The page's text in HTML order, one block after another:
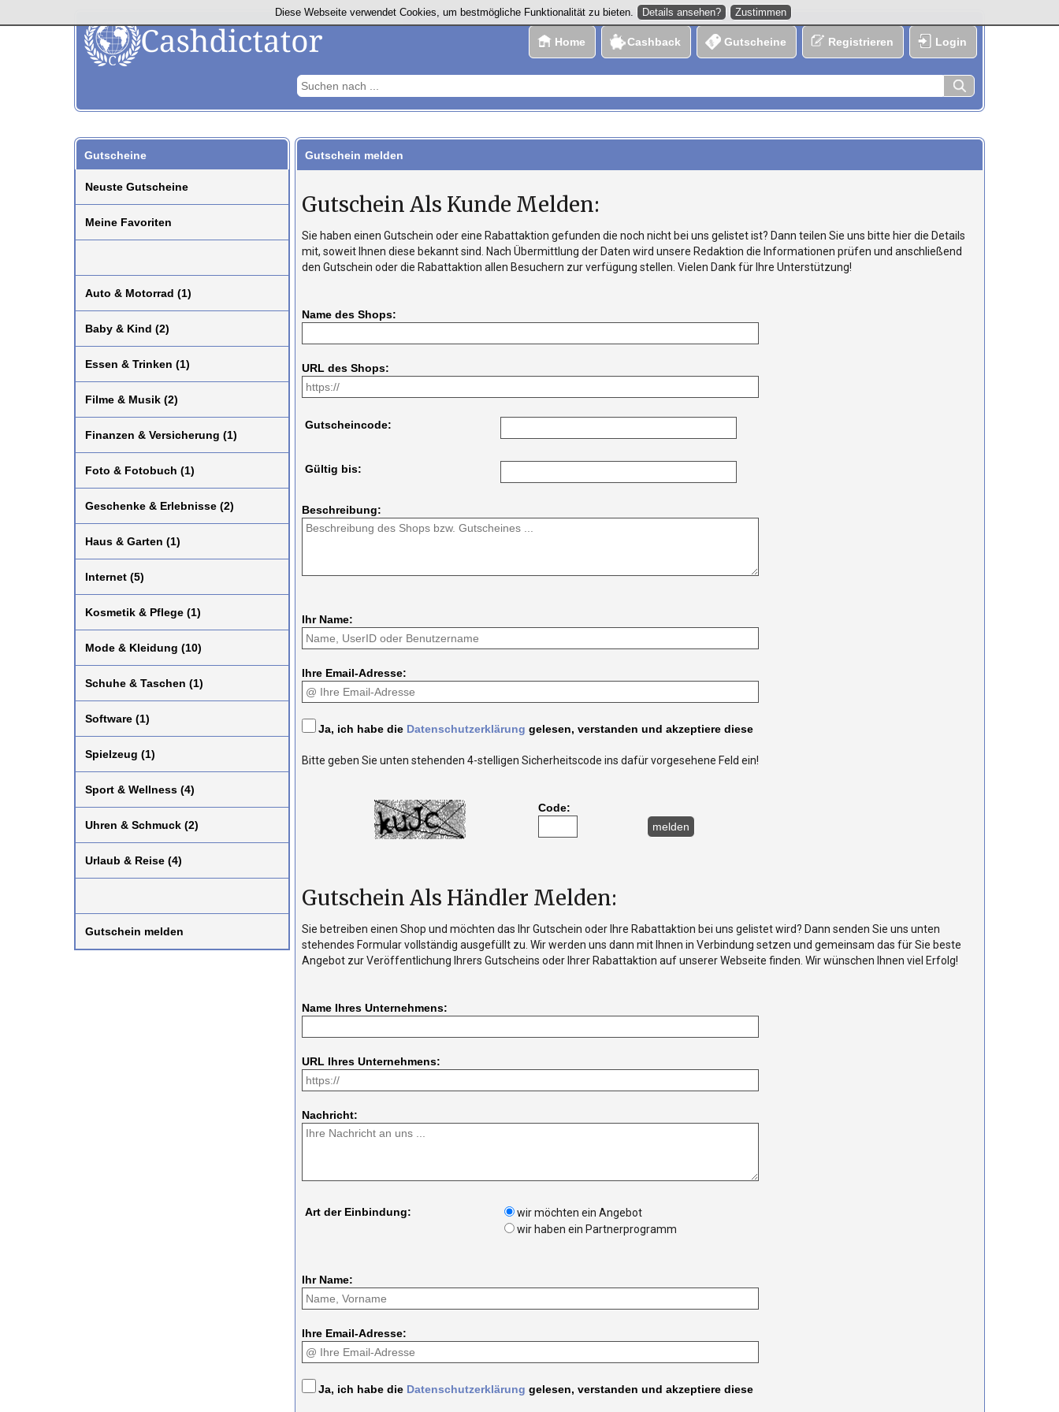
Home Cashback Gutscheine Registrieren Login
Gutscheine
Neuste Gutscheine
Meine Favoriten
Auto & Motorrad (1)
Baby & Kind (2)
Essen & Trinken (1)
Filme & Musik (2)
Finanzen & Versicherung (1)
Foto & Fotobuch (1)
Geschenke & Erlebnisse (2)
Haus & Garten (1)
Internet (5)
Kosmetik & Pflege (1)
Mode & Kleidung (10)
Schuhe & Taschen (1)
Software (1)
Spielzeug (1)
Sport & Wellness (4)
Uhren & Schmuck (2)
Urlaub & Reise (4)
Gutschein melden
Gutschein melden
Gutschein Als Kunde Melden:
Sie haben einen Gutschein oder eine Rabattaktion gefunden die noch nicht bei uns gelistet ist? Dann teilen Sie uns bitte hier die Details
mit, soweit Ihnen diese bekannt sind. Nach Übermittlung der Daten wird unsere Redaktion die Informationen prüfen und anschließend
den Gutschein oder die Rabattaktion allen Besuchern zur verfügung stellen. Vielen Dank für Ihre Unterstützung!
Name des Shops:
URL des Shops:
Gutscheincode:
Gültig bis:
Beschreibung:
Ihr Name:
Ihre Email-Adresse:
Ja, ich habe die Datenschutzerklärung gelesen, verstanden und akzeptiere diese
Bitte geben Sie unten stehenden 4-stelligen Sicherheitscode ins dafür vorgesehene Feld ein!
Code:
Gutschein Als Händler Melden:
Sie betreiben einen Shop und möchten das Ihr Gutschein oder Ihre Rabattaktion bei uns gelistet wird? Dann senden Sie uns unten
stehendes Formular vollständig ausgefüllt zu. Wir werden uns dann mit Ihnen in Verbindung setzen und gemeinsam das für Sie beste
Angebot zur Veröffentlichung Ihrers Gutscheins oder Ihrer Rabattaktion auf unserer Webseite finden. Wir wünschen Ihnen viel Erfolg!
Name Ihres Unternehmens:
URL Ihres Unternehmens:
Nachricht:
Art der Einbindung:
wir möchten ein Angebot
wir haben ein Partnerprogramm
Ihr Name:
Ihre Email-Adresse:
Ja, ich habe die Datenschutzerklärung gelesen, verstanden und akzeptiere diese
Diese Webseite verwendet Cookies, um bestmögliche Funktionalität zu bieten. Details ansehen? Zustimmen